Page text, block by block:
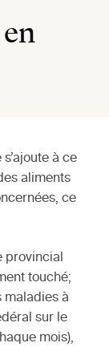
à ce
aliments
ce
provincial
touché;
maladies à
sur le
mois),